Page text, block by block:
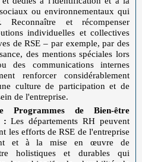
ou environnementaux qui
et récompenser
individuelles et collectives
de RSE – par exemple, par des
des mentions spéciales lors
des communications internes
renforcer considérablement
culture de participation et de
de l'entreprise.
Programmes de Bien-être
: Les départements RH peuvent
les efforts de RSE de l'entreprise
et à la mise en œuvre de
holistiques et durables qui